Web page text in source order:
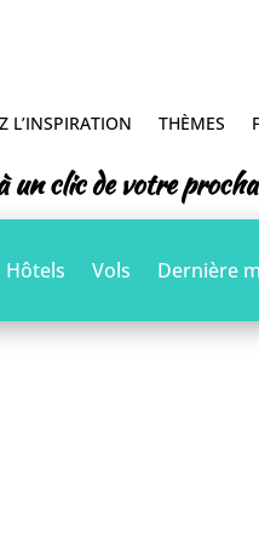
L’INSPIRATION THÈMES
un clic de votre
Hôtels Vols Dernière